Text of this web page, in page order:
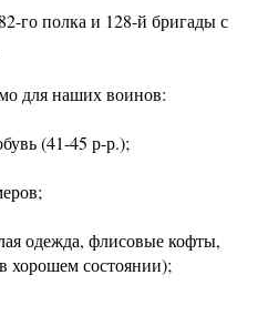
го полка и 128-й бригады с
для наших воинов:
(41-45 р-р.);
одежда, флисовые кофты,
хорошем состоянии);